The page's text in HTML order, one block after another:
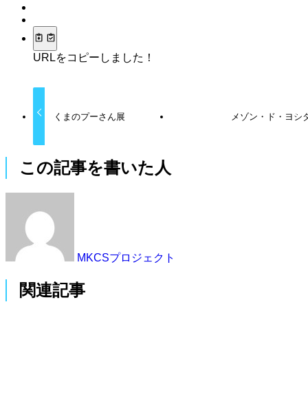
URLをコピーしました！
くまのプーさん展 メゾン・ド・ヨシ
この記事を書いた人
MKCSプロジェクト
関連記事